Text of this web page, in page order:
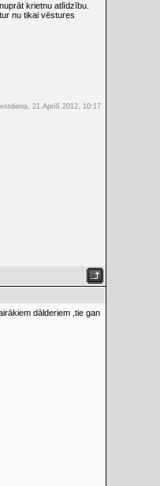
krietnu atlīdzību.
nu tikai vēstures
21.Aprīlī.2012, 10:17
dālderiem ,tie gan